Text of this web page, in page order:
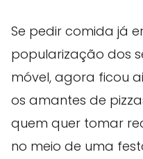
Se pedir comida já
popularização dos
móvel, agora ficou
os amantes de
quem quer tomar
no meio de uma